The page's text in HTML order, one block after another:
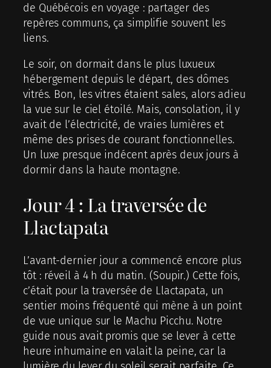
de Québécois en voyage : partager des
repères communs, ça simplifie souvent les
liens.
Le soir, on dormait dans le plus luxueux
hébergement depuis le départ, des dômes
vitrés. Bon, les vitres étaient sales, alors adieu
la vue sur le ciel étoilé. Mais, consolation, il y
avait de l’électricité, de vraies lumières et
même des prises de courant fonctionnelles.
Un luxe presque indécent après deux jours à
dormir dans la haute montagne.
Jour 4 : La traversée de
Llactapata
L’avant-dernier jour a commencé encore plus
tôt : réveil à 4 h du matin. (Soupir.) Cette fois,
c’était pour la traversée de Llactapata, un
sentier moins fréquenté qui mène à un point
de vue unique sur le Machu Picchu. Notre
guide nous avait promis que se lever à cette
heure inhumaine en valait la peine, car la